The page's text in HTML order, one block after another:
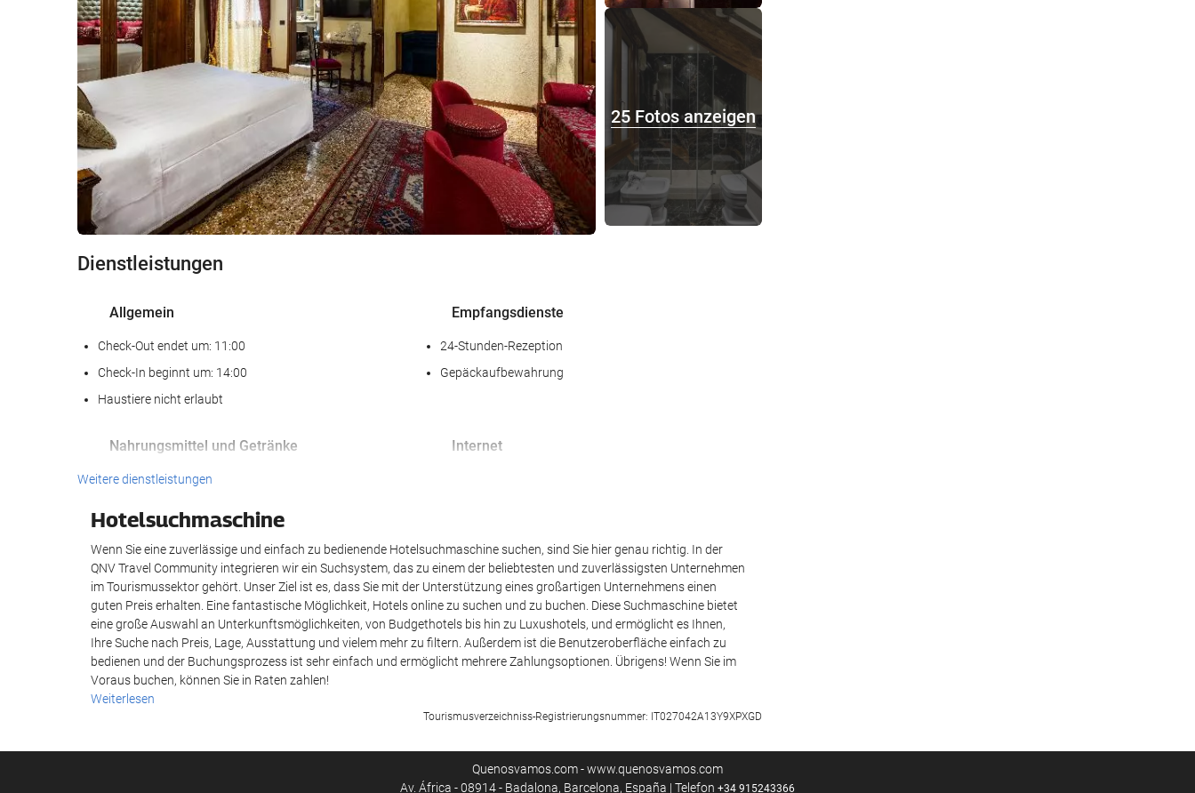
25 Fotos anzeigen
Dienstleistungen
Allgemein
Check-Out endet um: 11:00
Check-In beginnt um: 14:00
Haustiere nicht erlaubt
Empfangsdienste
24-Stunden-Rezeption
Gepäckaufbewahrung
Nahrungsmittel und Getränke
Bar
Internet
Reinigungsservice
Weitere dienstleistungen
Hotelsuchmaschine
Wenn Sie eine zuverlässige und einfach zu bedienende Hotelsuchmaschine suchen, sind Sie hier genau richtig. In der
QNV Travel Community integrieren wir ein Suchsystem, das zu einem der beliebtesten und zuverlässigsten Unternehmen
im Tourismussektor gehört. Unser Ziel ist es, dass Sie mit der Unterstützung eines großartigen Unternehmens einen
guten Preis erhalten. Eine fantastische Möglichkeit, Hotels online zu suchen und zu buchen. Diese Suchmaschine bietet
eine große Auswahl an Unterkunftsmöglichkeiten, von Budgethotels bis hin zu Luxushotels, und ermöglicht es Ihnen,
Ihre Suche nach Preis, Lage, Ausstattung und vielem mehr zu filtern. Außerdem ist die Benutzeroberfläche einfach zu
bedienen und der Buchungsprozess ist sehr einfach und ermöglicht mehrere Zahlungsoptionen. Übrigens! Wenn Sie im
Voraus buchen, können Sie in Raten zahlen!
Weiterlesen
Tourismusverzeichniss-Registrierungsnummer: IT027042A13Y9XPXGD
Quenosvamos.com - www.quenosvamos.com
Av. África - 08914 - Badalona, Barcelona, España | Telefon +34 915243366